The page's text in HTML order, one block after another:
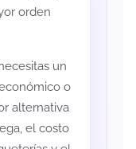
orden
un
o
alternativa
el costo